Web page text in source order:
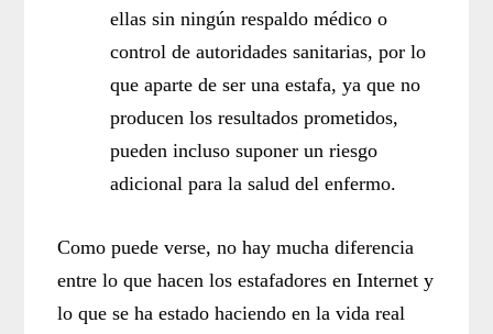
ellas sin ningún respaldo médico o
control de autoridades sanitarias, por lo
que aparte de ser una estafa, ya que no
producen los resultados prometidos,
pueden incluso suponer un riesgo
adicional para la salud del enfermo.
Como puede verse, no hay mucha diferencia
entre lo que hacen los estafadores en Internet y
lo que se ha estado haciendo en la vida real